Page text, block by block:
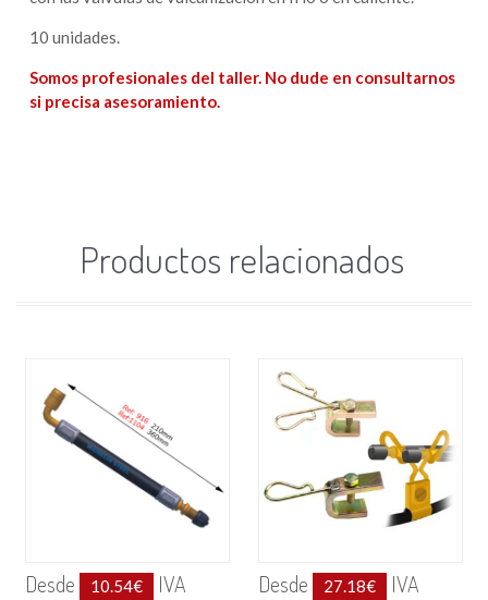
10 unidades.
Somos profesionales del taller. No dude en consultarnos
si precisa asesoramiento.
Productos relacionados
Desde 10.54€
IVA
Desde 27.18€
IVA